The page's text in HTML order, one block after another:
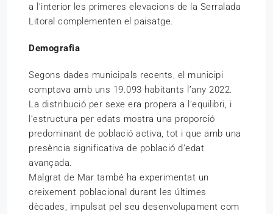
a l’interior les primeres elevacions de la Serralada
Litoral complementen el paisatge.
Demografia
Segons dades municipals recents, el municipi
comptava amb uns 19.093 habitants l’any 2022.
La distribució per sexe era propera a l’equilibri, i
l’estructura per edats mostra una proporció
predominant de població activa, tot i que amb una
presència significativa de població d’edat
avançada.
Malgrat de Mar també ha experimentat un
creixement poblacional durant les últimes
dècades, impulsat pel seu desenvolupament com